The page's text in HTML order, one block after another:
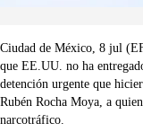
Ciudad de México, 8 jul
que EE.UU. no ha
detención urgente que
Rubén Rocha Moya, a
narcotráfico.